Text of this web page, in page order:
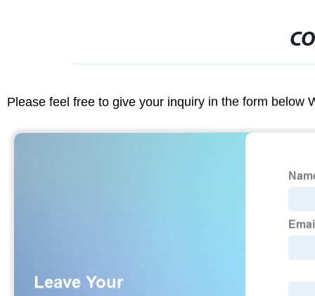
Please feel free to give your inquiry in the form below